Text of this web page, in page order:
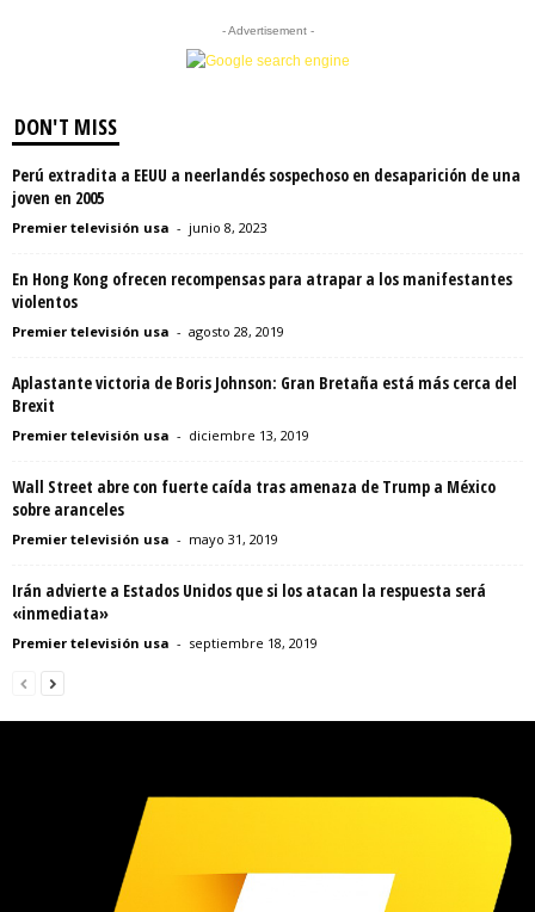
- Advertisement -
DON'T MISS
Perú extradita a EEUU a neerlandés sospechoso en desaparición de una
joven en 2005
Premier televisión usa - junio 8, 2023
En Hong Kong ofrecen recompensas para atrapar a los manifestantes
violentos
Premier televisión usa - agosto 28, 2019
Aplastante victoria de Boris Johnson: Gran Bretaña está más cerca del
Brexit
Premier televisión usa - diciembre 13, 2019
Wall Street abre con fuerte caída tras amenaza de Trump a México
sobre aranceles
Premier televisión usa - mayo 31, 2019
Irán advierte a Estados Unidos que si los atacan la respuesta será
«inmediata»
Premier televisión usa - septiembre 18, 2019